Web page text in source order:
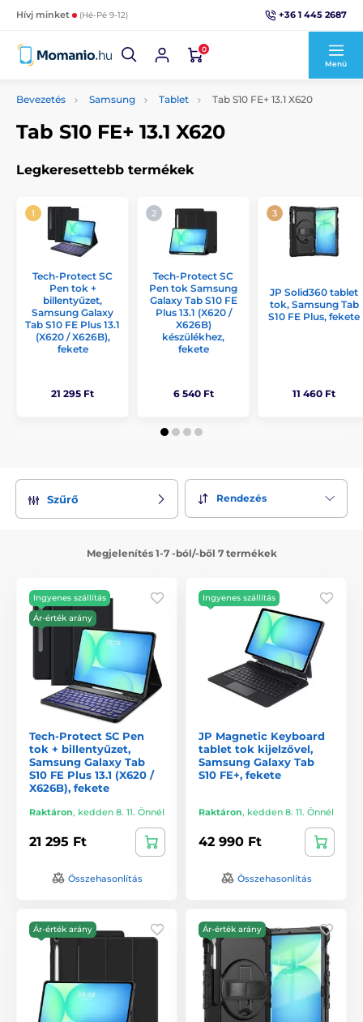
Hívj minket (Hé-Pé 9-12) +36 1 445 2687
0
Menü
Bevezetés Samsung Tablet Tab S10 FE+ 13.1 X620
Tab S10 FE+ 13.1 X620
Legkeresettebb termékek
Tech-Protect SC
Pen tok +
billentyűzet,
Samsung Galaxy
Tab S10 FE Plus 13.1
(X620 / X626B),
fekete
21 295 Ft
Tech-Protect SC
Pen tok Samsung
Galaxy Tab S10 FE
Plus 13.1 (X620 /
X626B)
készülékhez,
fekete
6 540 Ft
JP Solid360 tablet
tok, Samsung Tab
S10 FE Plus, fekete
11 460 Ft
Szűrő Rendezés
Megjelenítés 1-7 -ból/-ből 7 termékek
Ingyenes szállítás
Ár-érték arány
Tech-Protect SC Pen
tok + billentyűzet,
Samsung Galaxy Tab
S10 FE Plus 13.1 (X620 /
X626B), fekete
Raktáron, kedden 8. 11. Önnél
21 295 Ft
Összehasonlítás
Ingyenes szállítás
JP Magnetic Keyboard
tablet tok kijelzővel,
Samsung Galaxy Tab
S10 FE+, fekete
Raktáron, kedden 8. 11. Önnél
42 990 Ft
Összehasonlítás
Ár-érték arány Ár-érték arány